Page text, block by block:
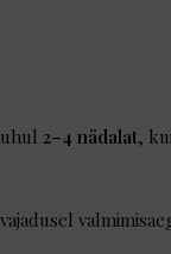
2–4 nädalat,